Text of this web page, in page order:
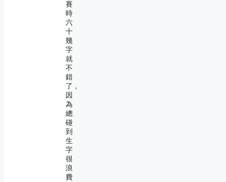
賽
時
六
十
幾
字
就
不
錯
了，
因
為
總
碰
到
生
字
很
浪
費